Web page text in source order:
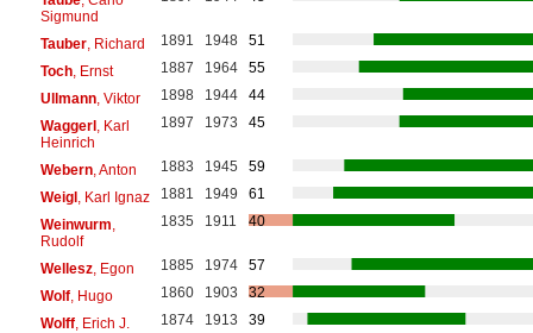
Sigmund
Tauber, Richard 1891 1948
51
Toch, Ernst 1887 1964
55
Ullmann, Viktor 1898 1944
44
Waggerl, Karl
Heinrich
1897 1973 45
Webern, Anton 1883 1945
59
Weigl, Karl Ignaz 1881 1949
61
Weinwurm
Rudolf
1835 1911 40
Wellesz, Egon 1885 1974
57
Wolf, Hugo 1860 1903
32
Wolff, Erich J. 1874 1913
39